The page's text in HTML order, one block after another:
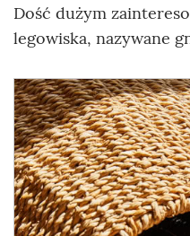
Dość dużym
legowiska, nazywane